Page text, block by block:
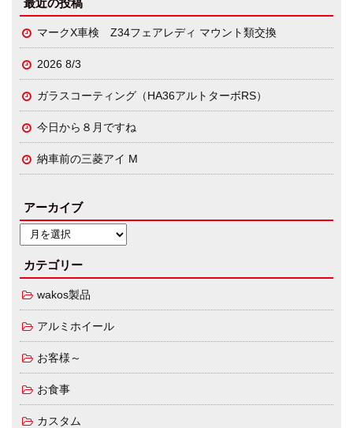
マークX車検 Z34フェアレディ マウント類交換
2026 8/3
ガラスコーティング（HA36アルトターボRS）
今日から８月ですね
納車前の三菱アイ M
アーカイブ
カテゴリー
wakos製品
アルミホイール
お客様～
お食事
カスタム